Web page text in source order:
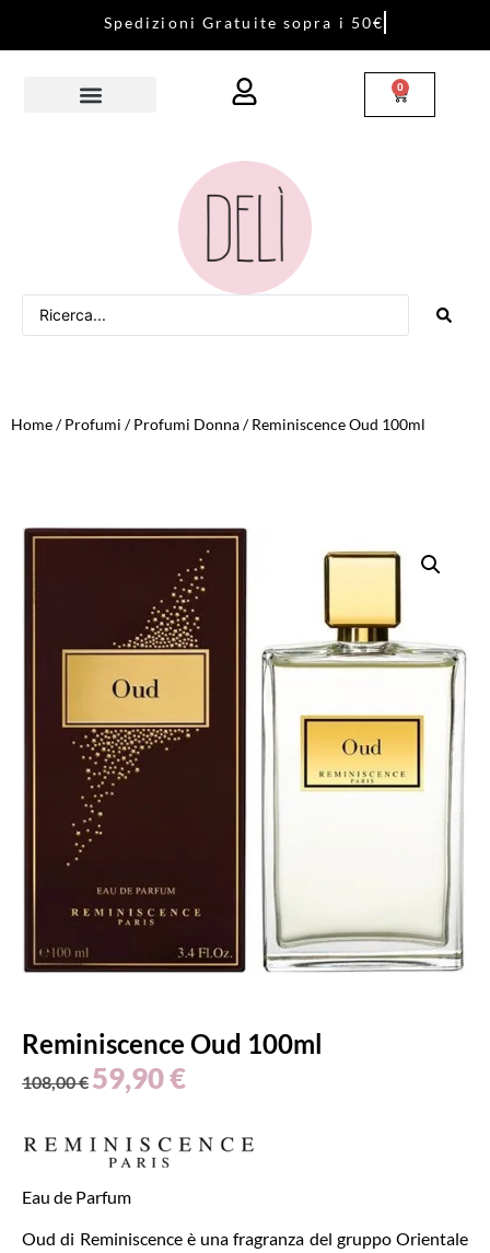
Sped izi on i Gratu ite sopra i 50€
0
Home/Profumi /Profumi Donna/ Reminiscence Oud 100ml
Reminiscence Oud 100ml
108,00€ 59,90€
Eau de Parfum
Oud di Reminiscence è una fragranza del gruppo Orientale